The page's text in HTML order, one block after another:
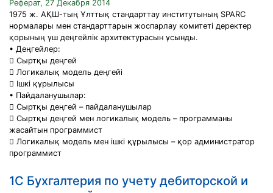
Реферат, 27 Декабря 2014
1975 ж. АҚШ-тың Ұлттық стандарттау институтының SPARC
нормалары мен стандарттарын жоспарлау комитеті деректер
қорының үш деңгейлік архитектурасын ұсынды.
• Деңгейлер:
 Сыртқы деңгей
 Логикалық модель деңгейі
 Ішкі құрылысы
• Пайдаланушылар:
 Сыртқы деңгей – пайдаланушылар
 Сыртқы деңгей мен логикалық модель – программаны
жасайтын программист
 Логикалық модель мен ішкі құрылысы – қор администратор
программист
1С Бухгалтерия по учету дебиторской и